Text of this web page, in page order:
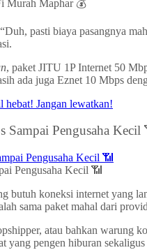
Murah Maphar 💰
pasti biaya pasangnya
, paket JITU 1P Internet 50
ada juga Eznet 10 Mbps
Pengusaha Kecil
Pengusaha Kecil 📶
butuh koneksi internet yang
sama paket mahal dari
atau bahkan warung
yang pengen hiburan